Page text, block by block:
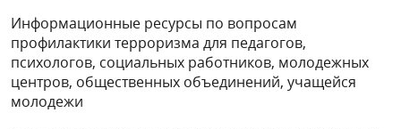
Информационные ресурсы по вопросам
профилактики терроризма для педагогов,
психологов, социальных работников, молодежных
центров, общественных объединений, учащейся
молодежи